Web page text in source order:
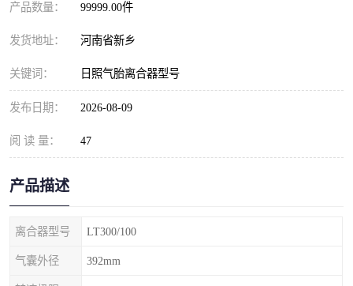
产品数量： 99999.00件
发货地址： 河南省新乡
关键词： 日照气胎离合器型号
发布日期： 2026-08-09
阅 读 量： 47
产品描述
离合器型号 LT300/100
气囊外径 392mm